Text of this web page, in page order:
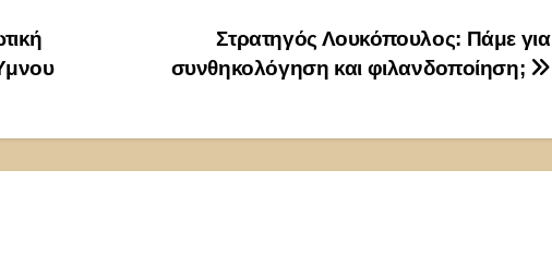
Στρατηγός Λουκόπουλος: Πάμε για
συνθηκολόγηση και φιλανδοποίηση;